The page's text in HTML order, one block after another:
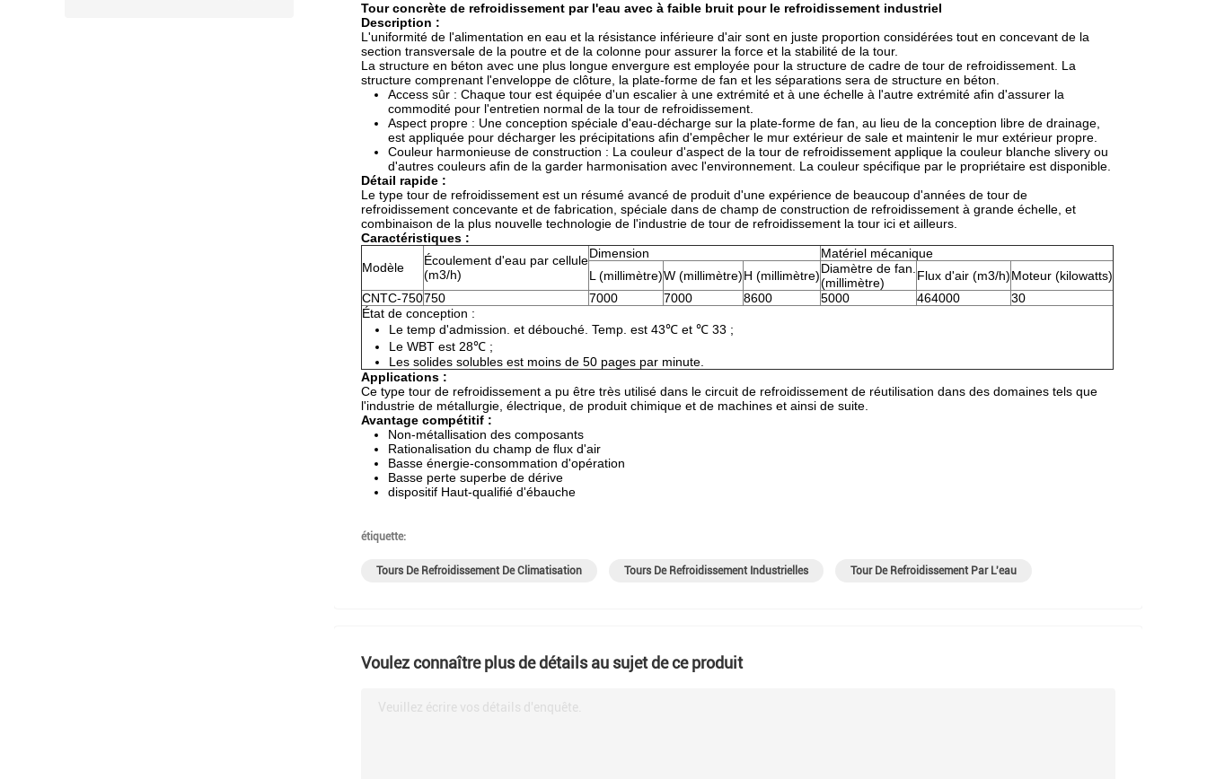
Tour concrète de refroidissement par l'eau avec à faible bruit pour le refroidissement industriel
Description :
L'uniformité de l'alimentation en eau et la résistance inférieure d'air sont en juste proportion considérées tout en concevant de la
section transversale de la poutre et de la colonne pour assurer la force et la stabilité de la tour.
La structure en béton avec une plus longue envergure est employée pour la structure de cadre de tour de refroidissement. La
structure comprenant l'enveloppe de clôture, la plate-forme de fan et les séparations sera de structure en béton.
Access sûr : Chaque tour est équipée d'un escalier à une extrémité et à une échelle à l'autre extrémité afin d'assurer la
commodité pour l'entretien normal de la tour de refroidissement.
Aspect propre : Une conception spéciale d'eau-décharge sur la plate-forme de fan, au lieu de la conception libre de drainage,
est appliquée pour décharger les précipitations afin d'empêcher le mur extérieur de sale et maintenir le mur extérieur propre.
Couleur harmonieuse de construction : La couleur d'aspect de la tour de refroidissement applique la couleur blanche slivery ou
d'autres couleurs afin de la garder harmonisation avec l'environnement. La couleur spécifique par le propriétaire est disponible.
Détail rapide :
Le type tour de refroidissement est un résumé avancé de produit d'une expérience de beaucoup d'années de tour de
refroidissement concevante et de fabrication, spéciale dans de champ de construction de refroidissement à grande échelle, et
combinaison de la plus nouvelle technologie de l'industrie de tour de refroidissement la tour ici et ailleurs.
Caractéristiques :
Modèle
Écoulement d'eau par cellule
(m3/h)
Dimension
Matériel mécanique
L (millimètre)W (millimètre)H (millimètre)Diamètre de fan.
(millimètre)
Flux d'air (m3/h)Moteur (kilowatts)
CNTC-750750 7000 7000 8600 5000 464000
30
État de conception :
Le temp d'admission. et débouché. Temp. est 43℃ et ℃ 33 ;
Le WBT est 28℃ ;
Les solides solubles est moins de 50 pages par minute.
Applications :
Ce type tour de refroidissement a pu être très utilisé dans le circuit de refroidissement de réutilisation dans des domaines tels que
l'industrie de métallurgie, électrique, de produit chimique et de machines et ainsi de suite.
Avantage compétitif :
Non-métallisation des composants
Rationalisation du champ de flux d'air
Basse énergie-consommation d'opération
Basse perte superbe de dérive
dispositif Haut-qualifié d'ébauche
étiquette:
Tours De Refroidissement De Climatisation Tours De Refroidissement Industrielles Tour De Refroidissement Par L'eau
Voulez connaître plus de détails au sujet de ce produit
Veuillez écrire vos détails d'enquête.